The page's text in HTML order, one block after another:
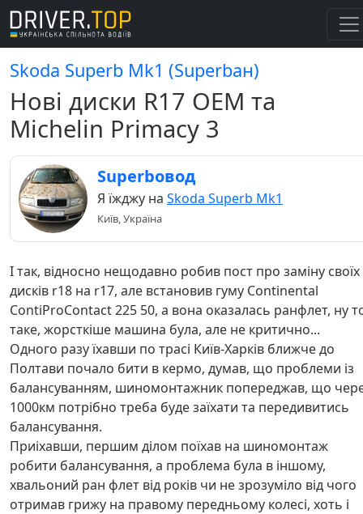
Skoda Superb Mk1 (Superbан)
Нові диски R17 OEM та
Michelin Primacy 3
Superbовод
Я їжджу на Skoda Superb Mk1
Київ, Україна
І так, відносно нещодавно робив пост про заміну своїх
дисків r18 на r17, але встановив гуму Continental
ContiProContact 225 50, а вона оказалась ранфлет, ну
таке, жорсткіше машина була, але не критично...
Одного разу їхавши по трасі Київ-Харків ближче до
Полтави почало бити в кермо, думав, що проблеми із
балансуванням, шиномонтажник попереджав, що
1000км потрібно треба буде заїхати та передивитись
балансування.
Приіхавши, першим ділом поїхав на шиномонтаж
робити балансування, а проблема була в іншому,
хвальоний ран флет від років чи не зрозуміло від чого
отримав грижу на правому передньому колесі, хоть і